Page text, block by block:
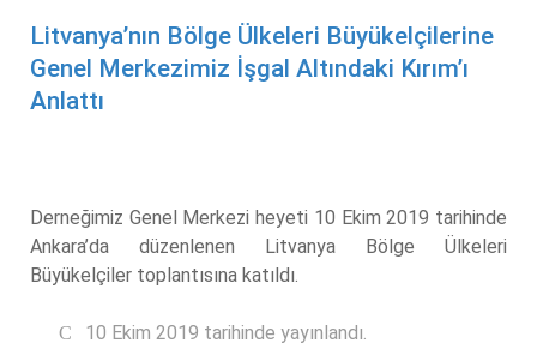
Litvanya’nın Bölge Ülkeleri Büyükelçilerine
Genel Merkezimiz İşgal Altındaki Kırım’ı
Anlattı
Derneğimiz Genel Merkezi heyeti 10 Ekim 2019 tarihinde
Ankara’da düzenlenen Litvanya Bölge Ülkeleri
Büyükelçiler toplantısına katıldı.
10 Ekim 2019 tarihinde yayınlandı.